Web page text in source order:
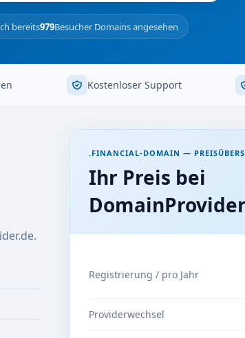
bereits979Besucher Domains angesehen
Kostenloser Support
.FINANCIAL-DOMAIN —
Ihr Preis bei
Registrierung / pro Jahr
Providerwechsel